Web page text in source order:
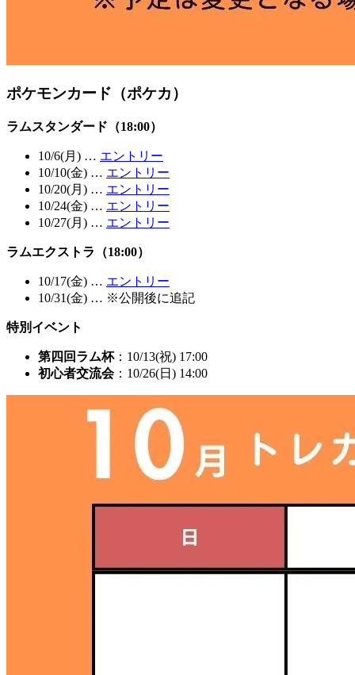
ポケモンカード（ポケカ）
ラムスタンダード（18:00）
10/6(月) … エントリー
10/10(金) … エントリー
10/20(月) … エントリー
10/24(金) … エントリー
10/27(月) … エントリー
ラムエクストラ（18:00）
10/17(金) … エントリー
10/31(金) … ※公開後に追記
特別イベント
第四回ラム杯：10/13(祝) 17:00
初心者交流会：10/26(日) 14:00